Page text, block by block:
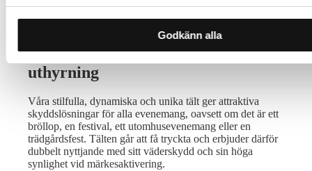
Godkänn alla
Uthyrning tält
Dynamiska och unika tält för
uthyrning
Våra stilfulla, dynamiska och unika tält ger attraktiva
skyddslösningar för alla evenemang, oavsett om det är ett
bröllop, en festival, ett utomhusevenemang eller en
trädgårdsfest. Tälten går att få tryckta och erbjuder därför
dubbelt nyttjande med sitt väderskydd och sin höga
synlighet vid märkesaktivering.